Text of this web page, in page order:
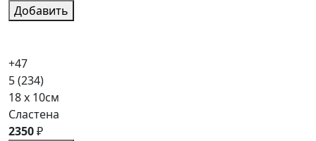
Добавить
+47
5(234)
18 x 10см
Сластена
2350₽